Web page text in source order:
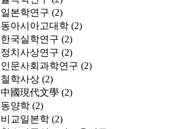
일본학연구 (2)
동아시아고대학 (2)
한국실학연구 (2)
정치사상연구 (2)
인문사회과학연구 (2)
철학사상 (2)
中國現代文學 (2)
동양학 (2)
비교일본학 (2)